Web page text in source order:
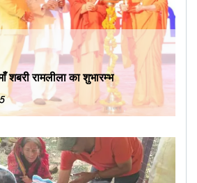
शबरी रामलीला का शुभारम्भ